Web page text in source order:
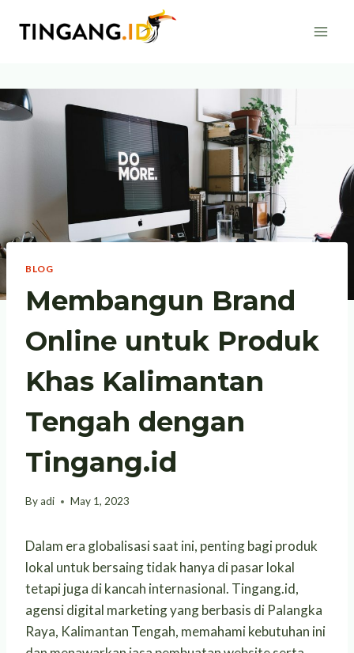
BLOG
Membangun Brand
Online untuk Produk
Khas Kalimantan
Tengah dengan
Tingang.id
Byadi May 1, 2023
Dalam era globalisasi saat ini, penting bagi produk
lokal untuk bersaing tidak hanya di pasar lokal
tetapi juga di kancah internasional. Tingang.id,
agensi digital marketing yang berbasis di Palangka
Raya, Kalimantan Tengah, memahami kebutuhan ini